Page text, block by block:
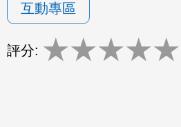
互動專區
評分: ★★★★★